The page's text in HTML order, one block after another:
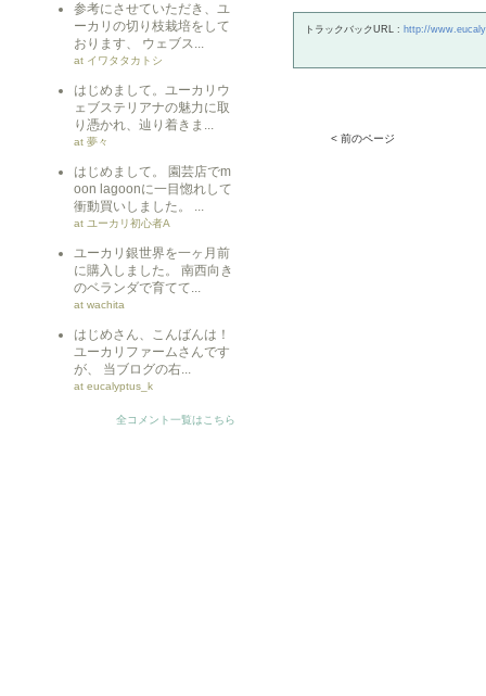
参考にさせていただき、ユ
ーカリの切り枝栽培をして
おります、 ウェブス...
at イワタタカトシ
はじめまして。ユーカリウ
ェブステリアナの魅力に取
り憑かれ、辿り着きま...
at 夢々
はじめまして。 園芸店でm
oon lagoonに一目惚れして
衝動買いしました。 ...
at ユーカリ初心者A
ユーカリ銀世界を一ヶ月前
に購入しました。 南西向き
のベランダで育てて...
at wachita
はじめさん、こんばんは！
ユーカリファームさんです
が、 当ブログの右...
at eucalyptus_k
全コメント一覧はこちら
トラックバックURL : http://
< 前のページ